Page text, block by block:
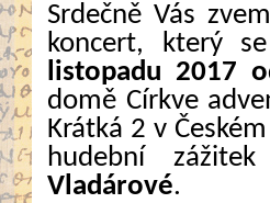
Srdečně Vás
koncert, který
listopadu 2017
domě Církve
Krátká 2 v
hudební
Vladárové.